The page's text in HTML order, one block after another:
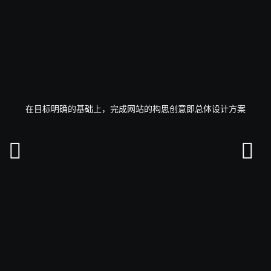
在目标明确的基础上，完成网站的构思创意即总体设计方案